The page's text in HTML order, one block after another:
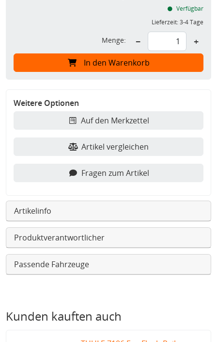
Verfügbar
Lieferzeit:3-4 Tage
Menge: − +
In den Warenkorb
Weitere Optionen
Auf den Merkzettel
Artikel vergleichen
Fragen zum Artikel
Artikelinfo
Produktverantwortlicher
Passende Fahrzeuge
Kunden kauften auch